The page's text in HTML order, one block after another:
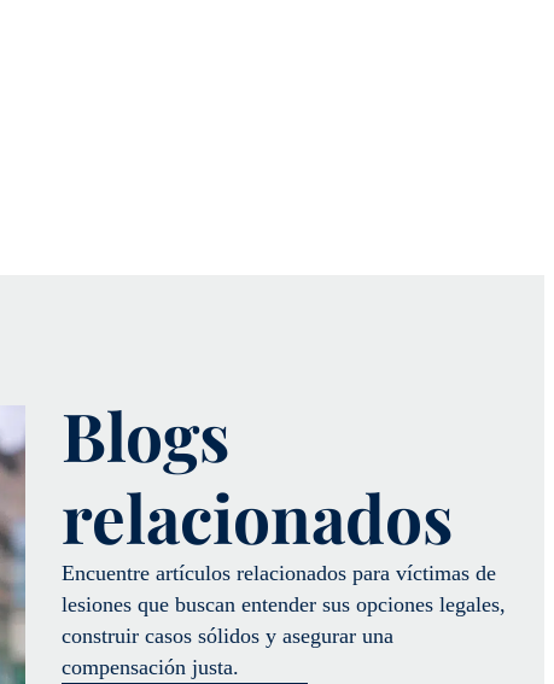
Blogs
relacionados
Encuentre artículos relacionados para víctimas de
lesiones que buscan entender sus opciones legales,
construir casos sólidos y asegurar una
compensación justa.